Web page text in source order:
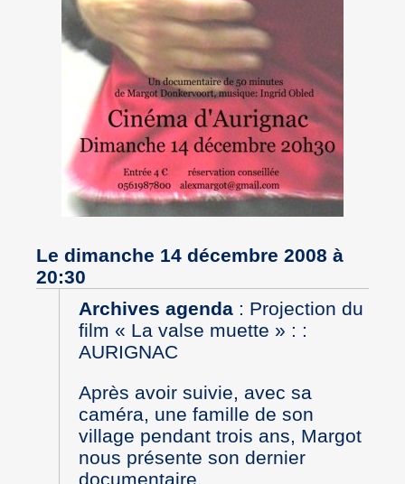
Le dimanche 14 décembre 2008 à
20:30
Archives agenda: Projection du
film « La valse muette » : :
AURIGNAC
Après avoir suivie, avec sa
caméra, une famille de son
village pendant trois ans, Margot
nous présente son dernier
documentaire.